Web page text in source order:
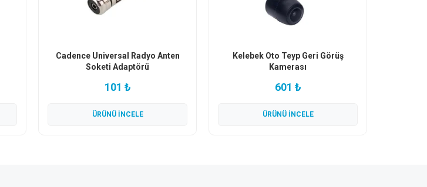
Cadence Universal Radyo Anten
Soketi Adaptörü
101 ₺
ÜRÜNÜ İNCELE
Kelebek Oto Teyp Geri Görüş
Kamerası
601 ₺
ÜRÜNÜ İNCELE